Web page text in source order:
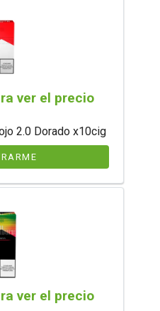
ver el precio
2.0 Dorado x10cig
ver el precio